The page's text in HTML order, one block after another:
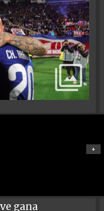
+
gana